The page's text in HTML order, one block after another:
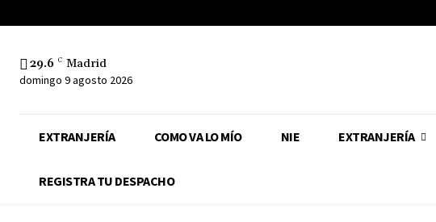
29.6 C Madrid
domingo 9 agosto 2026
EXTRANJERÍA COMO VA LO MÍO NIE EXTRANJERÍA
REGISTRA TU DESPACHO